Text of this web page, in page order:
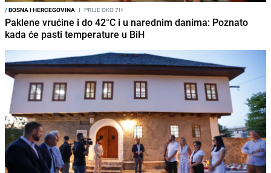
/BOSNA I HERCEGOVINA I PRIJE OKO 7H
Paklene vrućine i do 42°C i u narednim danima: Poznato
kada će pasti temperature u BiH